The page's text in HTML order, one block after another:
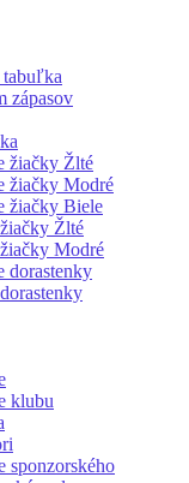
zápasov
žiačky Žlté
žiačky Modré
žiačky Biele
Žlté
Modré
dorastenky
klubu
sponzorského